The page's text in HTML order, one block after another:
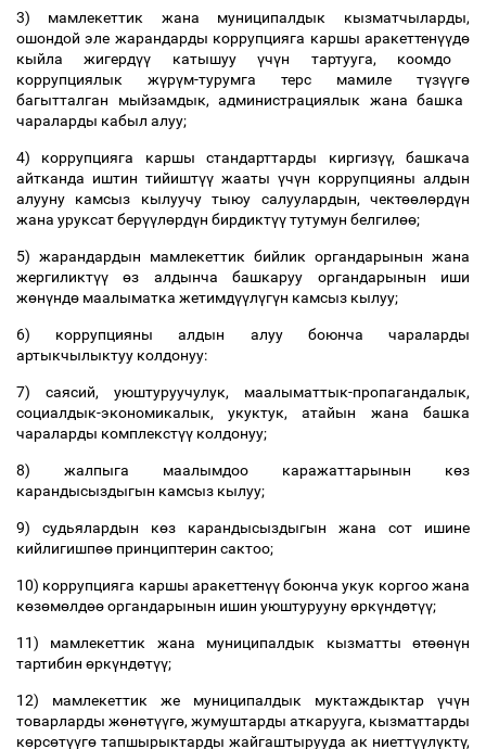
3) мамлекеттик жана муниципалдык кызматчыларды,
ошондой эле жарандарды коррупцияга каршы аракеттенүүдө
кыйла жигердүү катышууүчүн тартууга, коомдо
коррупциялык жүрүм-турумга терс мамиле түзүүгө
багытталган мыйзамдык, администрациялык жана башка
чараларды кабыл алуу;
4) коррупцияга каршы стандарттарды киргизүү, башкача
айтканда иштин тийиштүү жааты үчүн коррупцияны алдын
алууну камсыз кылуучу тыюу салуулардын, чектөөлөрдүн
жана уруксат берүүлөрдүн бирдиктүүтутумун белгилөө;
5) жарандардын мамлекеттик бийлик органдарынын жана
жергиликтүү өз алдынча башкаруу органдарынын иши
жөнүндө маалыматка жетимдүүлүгүн камсыз кылуу;
6) коррупцияны алдын алуу боюнча чараларды
артыкчылыктуу колдонуу:
7) саясий, уюштуруучулук, маалыматтык-пропагандалык,
социалдык-экономикалык, укуктук, атайын жана башка
чараларды комплекстүү колдонуу;
8) жалпыга маалымдоо каражаттарынын көз
карандысыздыгын камсыз кылуу;
9) судьялардын көз карандысыздыгын жана сот ишине
кийлигишпөө принциптерин сактоо;
10) коррупцияга каршы аракеттенүүбоюнча укук коргоо жана
көзөмөлдөөоргандарынын ишин уюштуруунуөркүндөтүү;
11) мамлекеттик жана муниципалдык кызматты өтөөнүн
тартибин өркүндөтүү;
12) мамлекеттик же муниципалдык муктаждыктар үчүн
товарларды жөнөтүүгө, жумуштарды аткарууга, кызматтарды
көрсөтүүгө тапшырыктарды жайгаштырууда ак ниеттүүлүктү,